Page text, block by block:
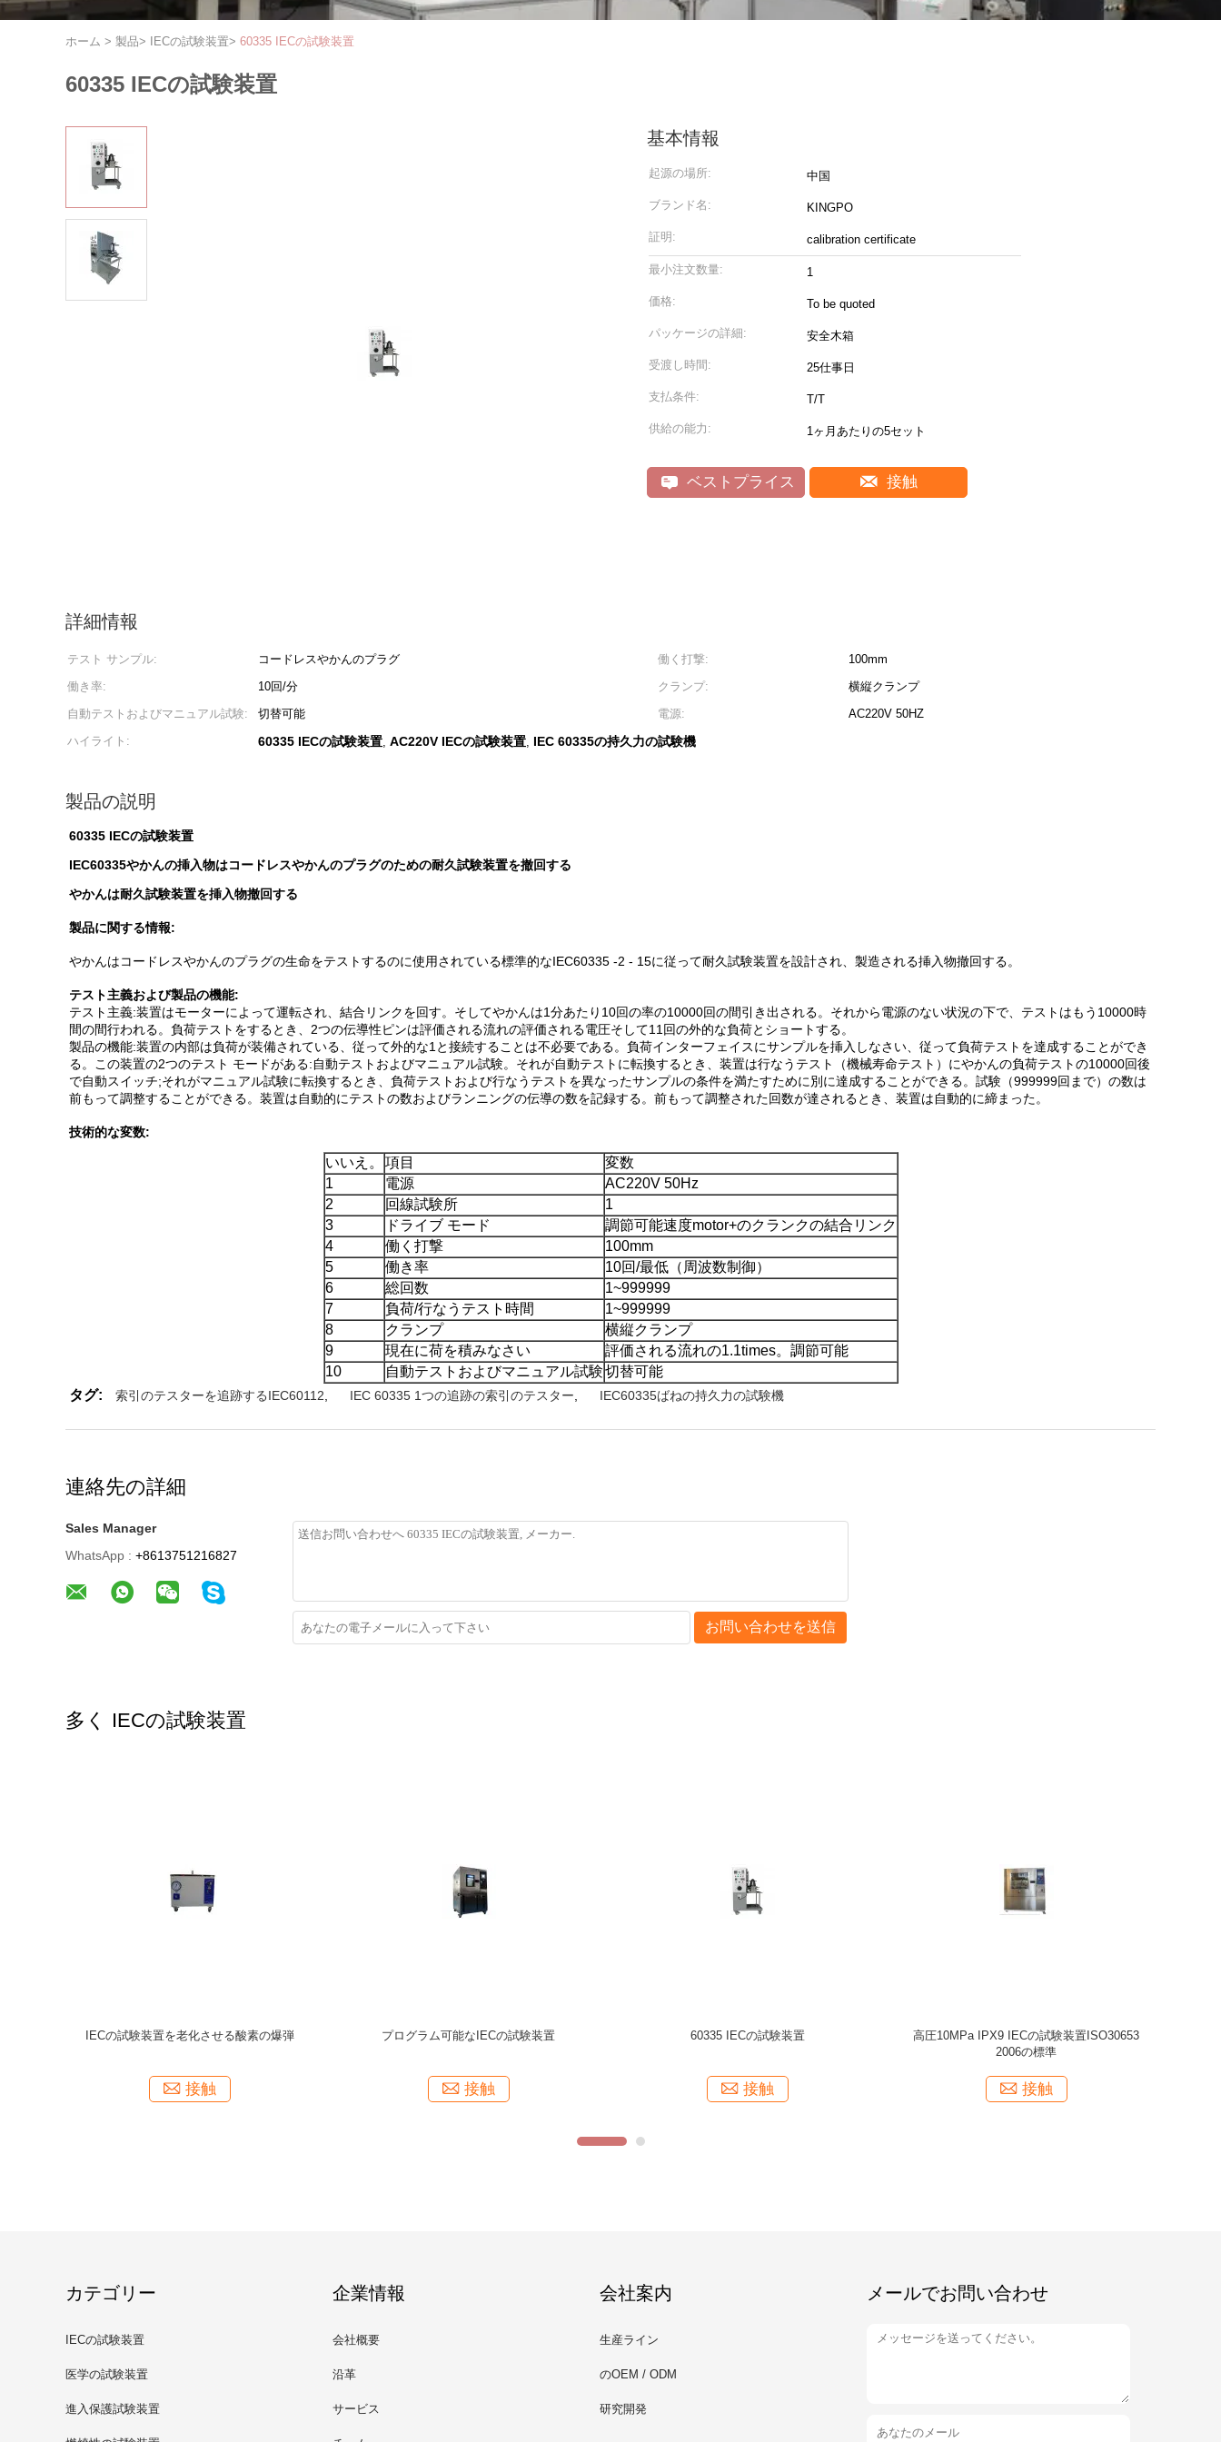
ホーム > 製品> IECの試験装置> 60335 IECの試験装置
60335 IECの試験装置
基本情報
起源の場所: 中国
ブランド名: KINGPO
証明: calibration certificate
最小注文数量: 1
価格: To be quoted
パッケージの詳細: 安全木箱
受渡し時間: 25仕事日
支払条件: T/T
供給の能力: 1ヶ月あたりの5セット
ベストプライス 接触
詳細情報
テスト サンプル: コードレスやかんのプラグ 働く打撃:
100mm
働き率:
10回/分 クランプ:
横縦クランプ
自動テストおよびマニュアル試験:
切替可能 電源:
AC220V 50HZ
ハイライト:
60335 IECの試験装置, AC220V IECの試験装置, IEC 60335の持久力の試験機
製品の説明
60335 IECの試験装置
IEC60335やかんの挿入物はコードレスやかんのプラグのための耐久試験装置を撤回する
やかんは耐久試験装置を挿入物撤回する
製品に関する情報:
やかんはコードレスやかんのプラグの生命をテストするのに使用されている標準的なIEC60335 -2 - 15に従って耐久試験装置を設計され、製造される挿入物撤回する。
テスト主義および製品の機能:
テスト主義:装置はモーターによって運転され、結合リンクを回す。そしてやかんは1分あたり10回の率の10000回の間引き出される。それから電源のない状況の下で、テストはもう10000時
間の間行われる。負荷テストをするとき、2つの伝導性ピンは評価される流れの評価される電圧そして11回の外的な負荷とショートする。
製品の機能:装置の内部は負荷が装備されている、従って外的な1と接続することは不必要である。負荷インターフェイスにサンプルを挿入しなさい、従って負荷テストを達成することができ
る。この装置の2つのテスト モードがある:自動テストおよびマニュアル試験。それが自動テストに転換するとき、装置は行なうテスト（機械寿命テスト）にやかんの負荷テストの10000回後
で自動スイッチ;それがマニュアル試験に転換するとき、負荷テストおよび行なうテストを異なったサンプルの条件を満たすために別に達成することができる。試験（999999回まで）の数は
前もって調整することができる。装置は自動的にテストの数およびランニングの伝導の数を記録する。前もって調整された回数が達されるとき、装置は自動的に締まった。
技術的な変数:
いいえ。 項目
変数
1
電源
AC220V 50Hz
2
回線試験所
1
3
ドライブ モード
調節可能速度motor+のクランクの結合リンク
4
働く打撃
100mm
5
働き率
10回/最低（周波数制御）
6
総回数
1~999999
7
負荷/行なうテスト時間
1~999999
8
クランプ
横縦クランプ
9
現在に荷を積みなさい
評価される流れの1.1times。調節可能
10
自動テストおよびマニュアル試験切替可能
タグ:
索引のテスターを追跡するIEC60112, IEC 60335 1つの追跡の索引のテスター, IEC60335ばねの持久力の試験機
連絡先の詳細
Sales Manager
WhatsApp : +8613751216827
お問い合わせを送信
多く IECの試験装置
円の鋸スイッチ試験機の機械電気制御システム
スイッチ力の不規則な持久力のためのトースタ
機械危険のためのIEC 6074 120V 60Hzの影響
自動制御220V 50Hz IECの試験装置の針の炎の
テスター
カテゴリー
IECの試験装置
医学の試験装置
進入保護試験装置
企業情報
会社概要
沿革
サービス
会社案内
生産ライン
のOEM / ODM
研究開発
メールでお問い合わせ